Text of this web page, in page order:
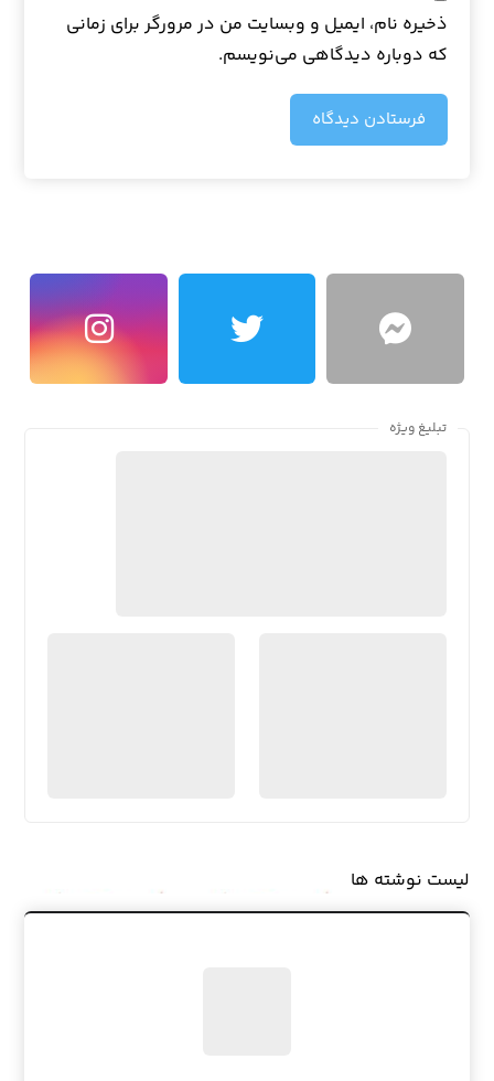
ذخیره نام، ایمیل و وبسایت من در مرورگر برای زمانی
که دوباره دیدگاهی می‌نویسم.
فرستادن دیدگاه
تبلیغ ویژه
لیست نوشته ها